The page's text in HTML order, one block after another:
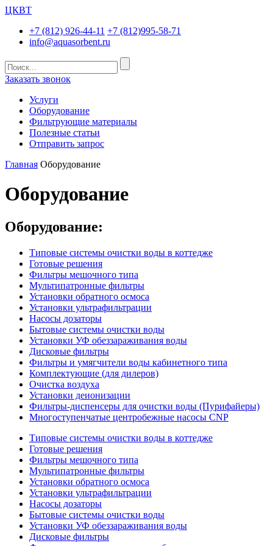
ЦКВТ
+7 (812) 926-44-11 +7 (812)995-58-71
info@aquasorbent.ru
Заказать звонок
Услуги
Оборудование
Фильтрующие материалы
Полезные статьи
Отправить запрос
Главная Оборудование
Оборудование
Оборудование:
Типовые системы очистки воды в коттедже
Готовые решения
Фильтры мешочного типа
Мультипатронные фильтры
Установки обратного осмоса
Установки ультрафильтрации
Насосы дозаторы
Бытовые системы очистки воды
Установки УФ обеззараживания воды
Дисковые фильтры
Фильтры и умягчители воды кабинетного типа
Комплектующие (для дилеров)
Очистка воздуха
Установки деионизации
Фильтры-диспенсеры для очистки воды (Пурифайеры)
Многоступенчатые центробежные насосы CNP
Типовые системы очистки воды в коттедже
Готовые решения
Фильтры мешочного типа
Мультипатронные фильтры
Установки обратного осмоса
Установки ультрафильтрации
Насосы дозаторы
Бытовые системы очистки воды
Установки УФ обеззараживания воды
Дисковые фильтры